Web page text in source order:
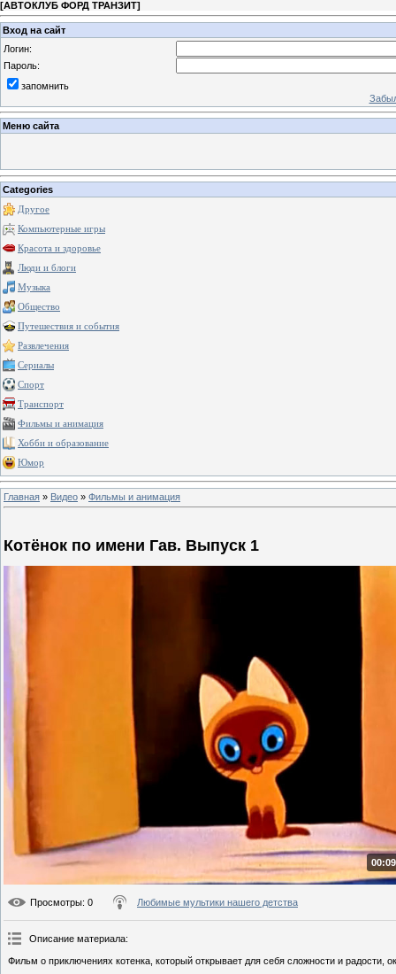
[АВТОКЛУБ ФОРД ТРАНЗИТ]
Вход на сайт
Логин:
Пароль:
запомнить
Меню сайта
Categories
Другое
Компьютерные игры
Красота и здоровье
Люди и блоги
Музыка
Общество
Путешествия и события
Развлечения
Сериалы
Спорт
Транспорт
Фильмы и анимация
Хобби и образование
Юмор
Главная » Видео » Фильмы и анимация
Котёнок по имени Гав. Выпуск 1
Просмотры: 0 Любимые мультики нашего детства
Описание материала:
Фильм о приключениях котенка, который открывает для себя сложности и радости,